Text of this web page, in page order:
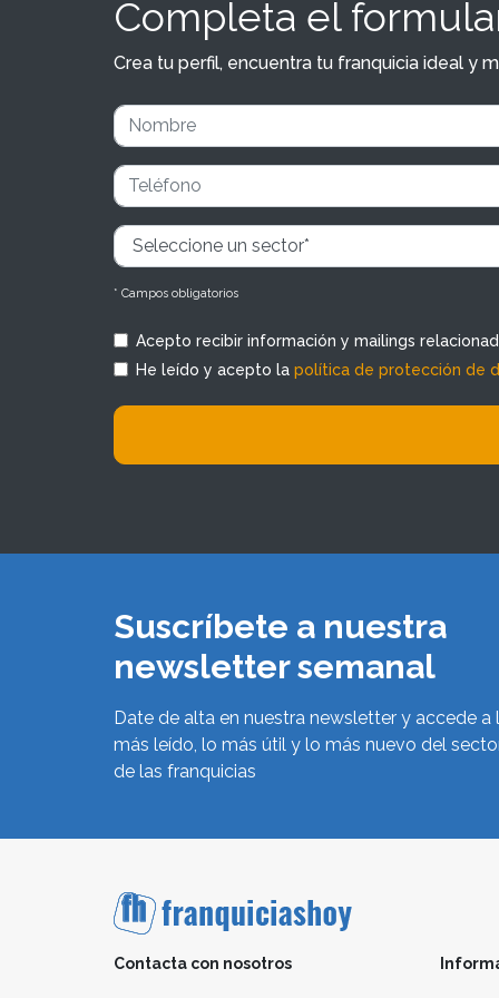
Completa el
Crea tu perfil, encuentra tu franquicia ideal y
* Campos obligatorios
Acepto recibir información y mailings
He leído y acepto la política de protección de
Suscríbete a nuestra
newsletter semanal
Date de alta en nuestra newsletter y accede a
más leído, lo más útil y lo más nuevo del
de las franquicias
Contacta con nosotros